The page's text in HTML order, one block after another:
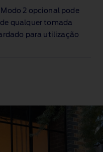
2 opcional pode
qualquer tomada
para utilização